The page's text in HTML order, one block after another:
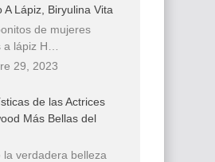
A Lápiz, Biryulina Vita
de mujeres
a lápiz H…
29, 2023
de las Actrices
Más Bellas del
la verdadera belleza